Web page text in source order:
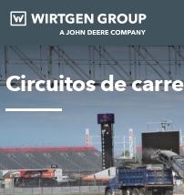
Circuitos de